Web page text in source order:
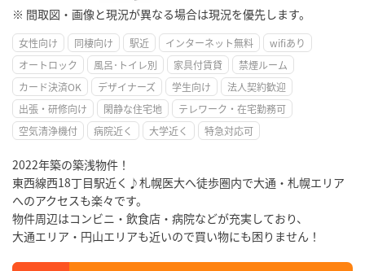
※ 間取図・画像と現況が異なる場合は現況を優先します。
女性向け 同棲向け 駅近 インターネット無料
wifiあり
オートロック
風呂･トイレ別 家具付賃貸
禁煙ルーム
カード決済OK
デザイナーズ 学生向け
法人契約歓迎
出張・研修向け
閑静な住宅地
テレワーク・在宅勤務可
空気清浄機付
病院近く 大学近く 特急対応可
2022年築の築浅物件！
東西線西18丁目駅近く♪札幌医大へ徒歩圏内で大通・札幌エリア
へのアクセスも楽々です。
物件周辺はコンビニ・飲食店・病院などが充実しており、
大通エリア・円山エリアも近いので買い物にも困りません！